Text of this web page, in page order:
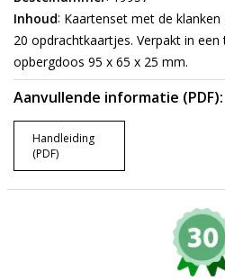
Inhoud: Kaartenset met de
20 opdrachtkaartjes. Verpakt in
opbergdoos 95 x 65 x 25 mm.
Aanvullende informatie (PDF):
Handleiding
(PDF)